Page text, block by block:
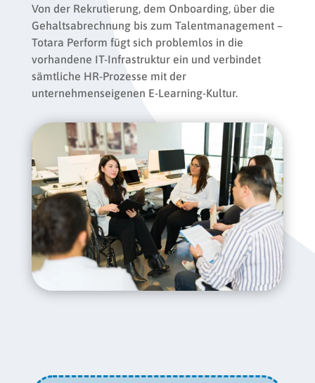
Von der Rekrutierung, dem Onboarding, über die
Gehaltsabrechnung bis zum Talentmanagement –
Totara Perform fügt sich problemlos in die
vorhandene IT-Infrastruktur ein und verbindet
sämtliche HR-Prozesse mit der
unternehmenseigenen E-Learning-Kultur.